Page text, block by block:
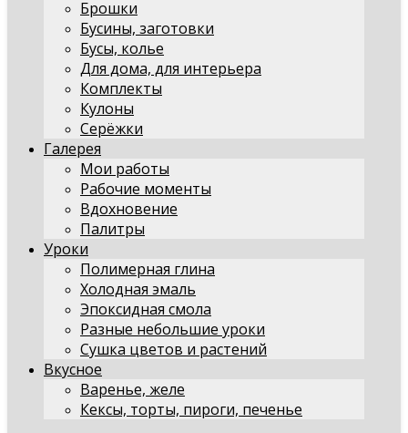
Брошки
Бусины, заготовки
Бусы, колье
Для дома, для интерьера
Комплекты
Кулоны
Серёжки
Галерея
Мои работы
Рабочие моменты
Вдохновение
Палитры
Уроки
Полимерная глина
Холодная эмаль
Эпоксидная смола
Разные небольшие уроки
Сушка цветов и растений
Вкусное
Варенье, желе
Кексы, торты, пироги, печенье